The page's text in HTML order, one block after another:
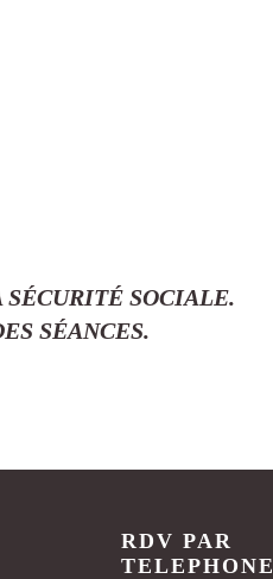
SOCIALE.
SÉANCES.
RDV PAR
TELEPHONE